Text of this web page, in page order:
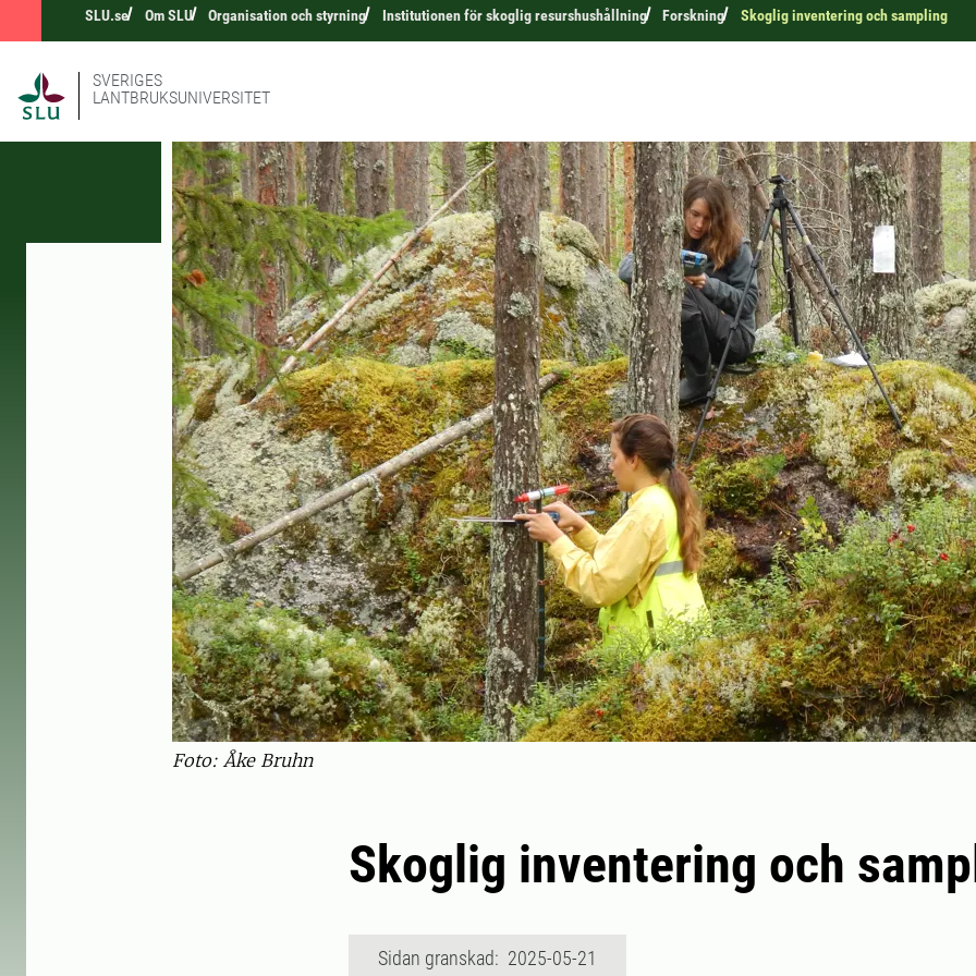
SLU.se Om SLU Organisation och styrning Institutionen för skoglig resurshushållning Forskning Skoglig inventering och sampling
SVERIGES
LANTBRUKSUNIVERSITET
Foto: Åke Bruhn
Skoglig inventering och
Sidan granskad: 2025-05-21